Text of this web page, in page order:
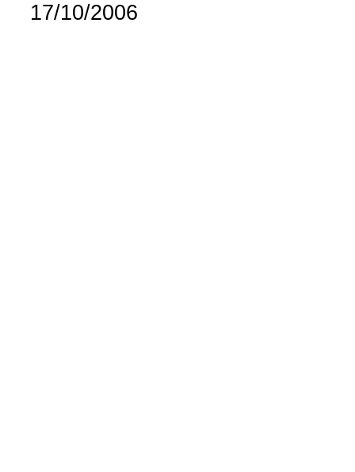
17/10/2006